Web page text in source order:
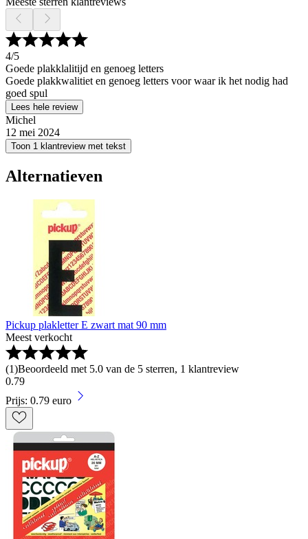
4/5
Goede plakklalitijd en genoeg letters
Goede plakkwalitiet en genoeg letters voor waar ik het nodig had
goed spul
Lees hele review
Michel
12 mei 2024
Toon 1 klantreview met tekst
Alternatieven
Pickup plakletter E zwart mat 90 mm
Meest verkocht
(1)Beoordeeld met 5.0 van de 5 sterren, 1 klantreview
0.79
Prijs: 0.79 euro